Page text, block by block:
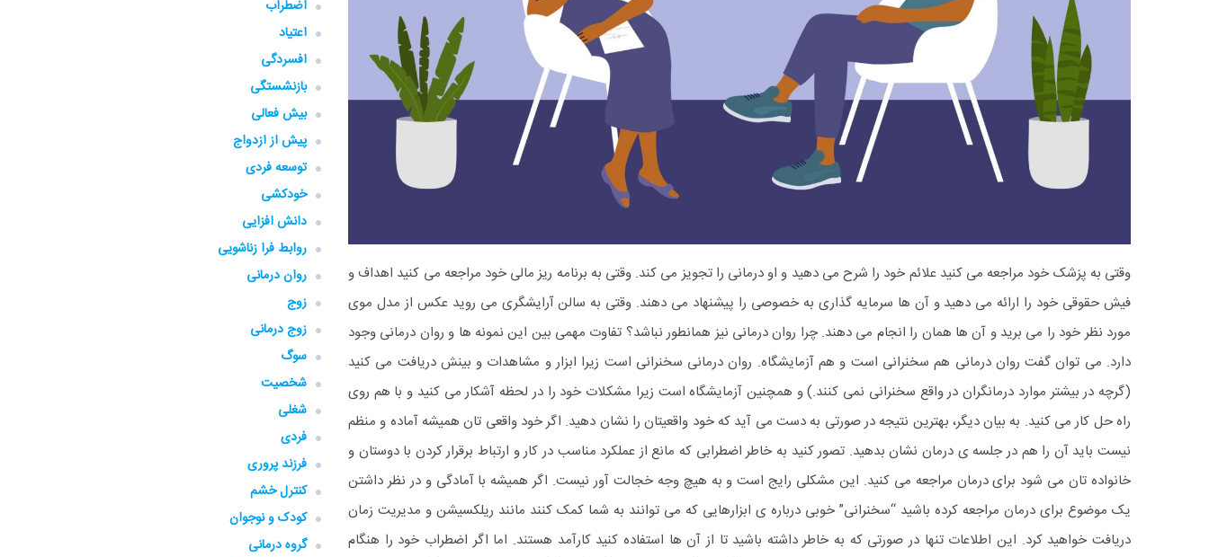
وقتی به پزشک خود مراجعه می کنید علائم خود را شرح می دهید و او درمانی را تجویز می کند. وقتی به برنامه ریز مالی خود مراجعه می کنید اهداف و
فیش حقوقی خود را ارائه می دهید و آن ها سرمایه گذاری به خصوصی را پیشنهاد می دهند. وقتی به سالن آرایشگری می روید عکس از مدل موی
مورد نظر خود را می برید و آن ها همان را انجام می دهند. چرا روان درمانی نیز همانطور نباشد؟ تفاوت مهمی بین این نمونه ها و روان درمانی وجود
دارد. می توان گفت روان درمانی هم سخنرانی است و هم آزمایشگاه. روان درمانی سخنرانی است زیرا ابزار و مشاهدات و بینش دریافت می کنید
(گرچه در بیشتر موارد درمانگران در واقع سخنرانی نمی کنند.) و همچنین آزمایشگاه است زیرا مشکلات خود را در لحظه آشکار می کنید و با هم روی
راه حل کار می کنید. به بیان دیگر، بهترین نتیجه در صورتی به دست می آید که خود واقعیتان را نشان دهید. اگر خود واقعی تان همیشه آماده و منظم
نیست باید آن را هم در جلسه ی درمان نشان بدهید. تصور کنید به خاطر اضطرابی که مانع از عملکرد مناسب در کار و ارتباط برقرار کردن با دوستان و
خانواده تان می شود برای درمان مراجعه می کنید. این مشکلی رایج است و به هیچ وجه خجالت آور نیست. اگر همیشه با آمادگی و در نظر داشتن
یک موضوع برای درمان مراجعه کرده باشید “سخنرانی” خوبی درباره ی ابزارهایی که می توانند به شما کمک کنند مانند ریلکسیشن و مدیریت زمان
دریافت خواهید کرد. این اطلاعات تنها در صورتی که به خاطر داشته باشید تا از آن ها استفاده کنید کارآمد هستند. اما اگر اضطراب خود را هنگام
اضطراب
اعتیاد
افسردگی
بازنشستگی
بیش فعالی
پیش از ازدواج
توسعه فردی
خودکشی
دانش افزایی
روابط فرا زناشویی
روان درمانی
زوج
زوج درمانی
سوگ
شخصیت
شغلی
فردی
فرزند پروری
کنترل خشم
کودک و نوجوان
گروه‌ درمانی